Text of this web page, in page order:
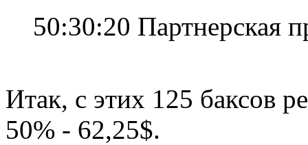
50:30:20 Партнерская
Итак, с этих 125 баксов
50% - 62,25$.